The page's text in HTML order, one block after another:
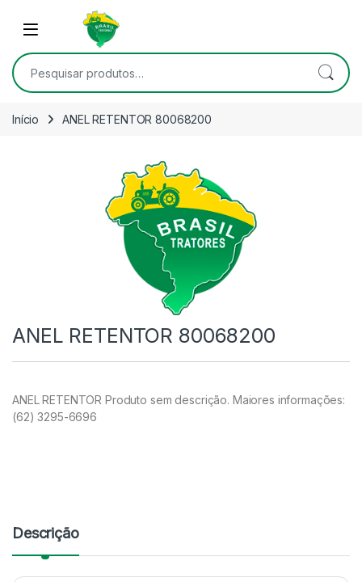
Skip to navigation
Open
Pesquisar por:
Início ANEL RETENTOR 80068200
ANEL RETENTOR 80068200
ANEL RETENTOR Produto sem descrição. Maiores informações:
(62) 3295-6696
Descrição